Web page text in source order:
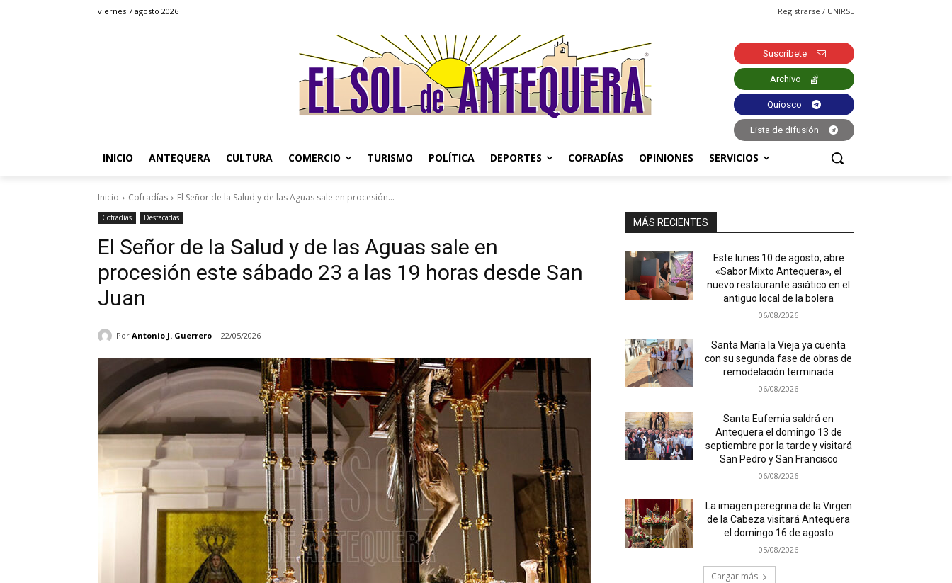
viernes 7 agosto 2026 Registrarse / UNIRSE
Suscríbete
Archivo
Quiosco
Lista de difusión
INICIO ANTEQUERA CULTURA COMERCIO TURISMO POLÍTICA DEPORTES COFRADÍAS OPINIONES SERVICIOS
Inicio Cofradías El Señor de la Salud y de las Aguas sale en procesión...
Cofradías Destacadas
El Señor de la Salud y de las Aguas sale en
procesión este sábado 23 a las 19 horas desde San
Juan
Por Antonio J. Guerrero 22/05/2026
MÁS RECIENTES
Este lunes 10 de agosto, abre
«Sabor Mixto Antequera», el
nuevo restaurante asiático en el
antiguo local de la bolera
06/08/2026
Santa María la Vieja ya cuenta
con su segunda fase de obras de
remodelación terminada
06/08/2026
Santa Eufemia saldrá en
Antequera el domingo 13 de
septiembre por la tarde y visitará
San Pedro y San Francisco
06/08/2026
La imagen peregrina de la Virgen
de la Cabeza visitará Antequera
el domingo 16 de agosto
05/08/2026
Cargar más